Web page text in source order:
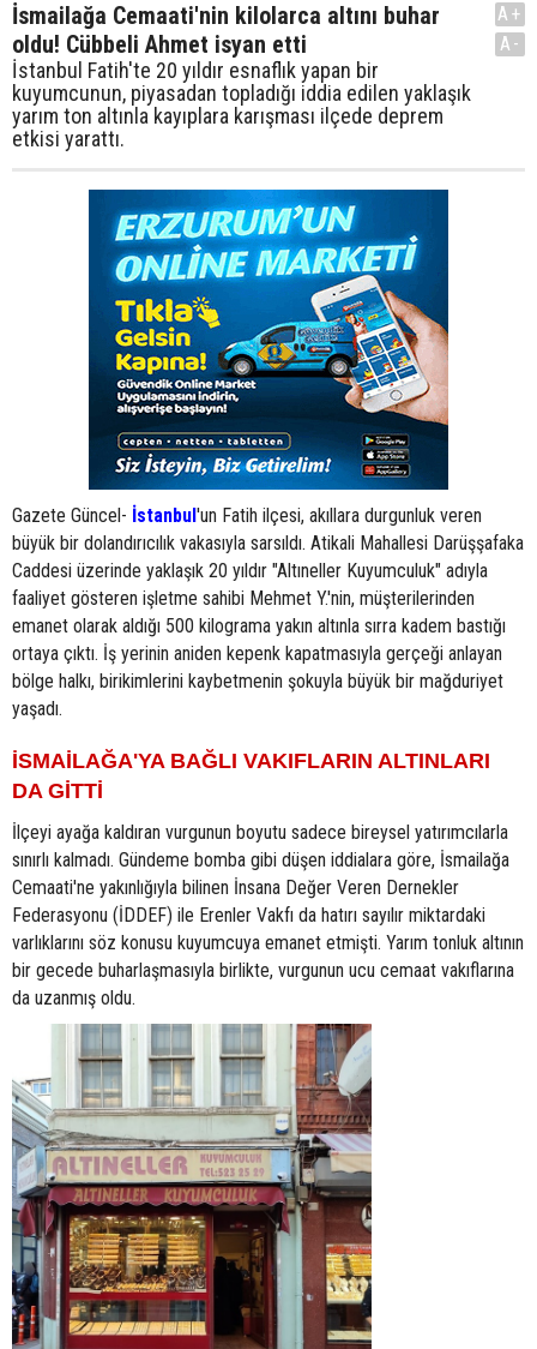
İsmailağa Cemaati'nin kilolarca altını buhar
oldu! Cübbeli Ahmet isyan etti
İstanbul Fatih'te 20 yıldır esnaflık yapan bir
kuyumcunun, piyasadan topladığı iddia edilen yaklaşık
yarım ton altınla kayıplara karışması ilçede deprem
etkisi yarattı.
A+
A-
Gazete Güncel- İstanbul'un Fatih ilçesi, akıllara durgunluk veren
büyük bir dolandırıcılık vakasıyla sarsıldı. Atikali Mahallesi Darüşşafaka
Caddesi üzerinde yaklaşık 20 yıldır "Altıneller Kuyumculuk" adıyla
faaliyet gösteren işletme sahibi Mehmet Y.'nin, müşterilerinden
emanet olarak aldığı 500 kilograma yakın altınla sırra kadem bastığı
ortaya çıktı. İş yerinin aniden kepenk kapatmasıyla gerçeği anlayan
bölge halkı, birikimlerini kaybetmenin şokuyla büyük bir mağduriyet
yaşadı.
İSMAİLAĞA'YA BAĞLI VAKIFLARIN ALTINLARI
DA GİTTİ
İlçeyi ayağa kaldıran vurgunun boyutu sadece bireysel yatırımcılarla
sınırlı kalmadı. Gündeme bomba gibi düşen iddialara göre, İsmailağa
Cemaati'ne yakınlığıyla bilinen İnsana Değer Veren Dernekler
Federasyonu (İDDEF) ile Erenler Vakfı da hatırı sayılır miktardaki
varlıklarını söz konusu kuyumcuya emanet etmişti. Yarım tonluk altının
bir gecede buharlaşmasıyla birlikte, vurgunun ucu cemaat vakıflarına
da uzanmış oldu.